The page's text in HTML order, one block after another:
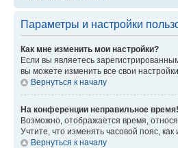
Параметры и настройки
Как мне изменить мои настройки?
Если вы являетесь
вы можете изменить все свои настройки.
Вернуться к началу
На конференции неправильное время!
Возможно, отображается время,
Учтите, что изменять часовой пояс,
Вернуться к началу